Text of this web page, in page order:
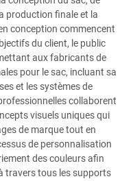
production finale et la
conception commencent
du client, le public
aux fabricants de
pour le sac, incluant sa
et les systèmes de
collaborent
visuels uniques qui
de marque tout en
de personnalisation
des couleurs afin
travers tous les supports